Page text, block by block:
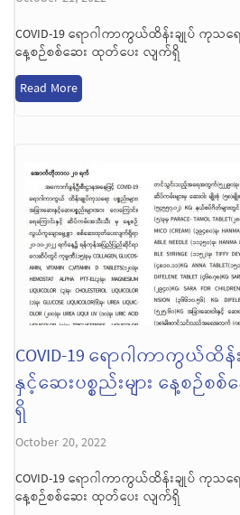
COVID-19 ရောဂါကာကွယ်ထိန်းချုပ် ကုသရေ
နေ့စဉ်စစ်ဆေး ထုတ်ပေး လျက်ရှိ
Read More
COVID-19 ရောဂါကာကွယ်ထိ
နှင့်ဆေးပစ္စည်းများ နေ့စဉ်
ရှိ
October 20, 2022
COVID-19 ရောဂါကာကွယ်ထိန်းချုပ် ကုသရေ
နေ့စဉ်စစ်ဆေး ထုတ်ပေး လျက်ရှိ